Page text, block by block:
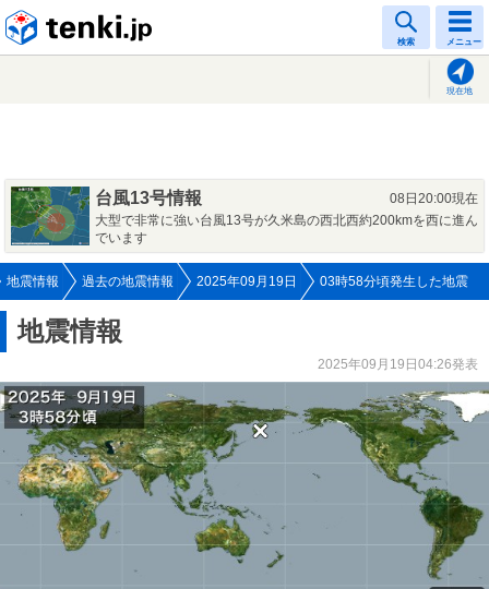
検索 メニュー
現在地
台風13号情報
08日20:00現在
大型で非常に強い台風13号が久米島の西北西約200kmを西に進ん
でいます
地震情報 過去の地震情報 2025年09月19日 03時58分頃発生した地震
地震情報
2025年09月19日04:26発表